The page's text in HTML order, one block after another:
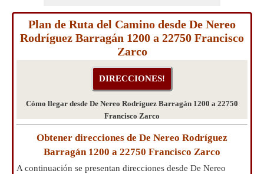
Plan de Ruta del Camino desde De Nereo
Rodríguez Barragán 1200 a 22750 Francisco
Zarco
Cómo llegar desde De Nereo Rodríguez Barragán 1200 a 22750
Francisco Zarco
Obtener direcciones de De Nereo Rodríguez
Barragán 1200 a 22750 Francisco Zarco
A continuación se presentan direcciones desde De Nereo